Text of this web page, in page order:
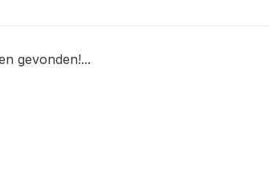
gevonden!...